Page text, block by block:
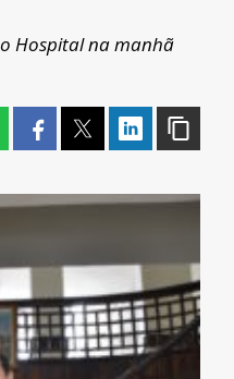
Hospital na manhã